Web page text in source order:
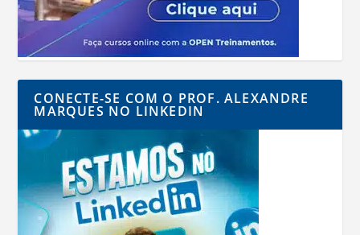
CONECTE-SE COM O PROF. ALEXANDRE
MARQUES NO LINKEDIN